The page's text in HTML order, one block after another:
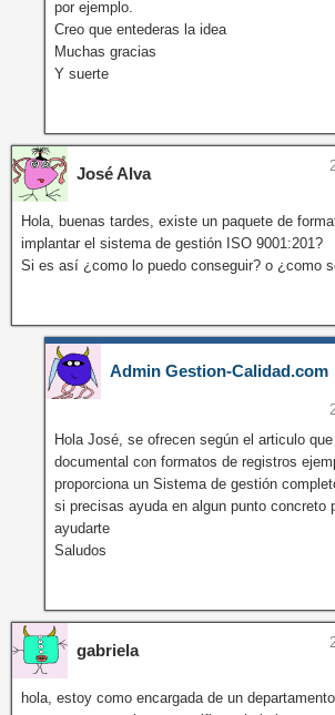
por ejemplo.
Creo que entederas la idea
Muchas gracias
Y suerte
José Alva
Hola, buenas tardes, existe un paquete de
implantar el sistema de gestión ISO 9001:201?
Si es así ¿como lo puedo conseguir? o ¿como
Admin Gestion-Calidad.com
Hola José, se ofrecen según el articulo
documental con formatos de registros
proporciona un Sistema de gestión
si precisas ayuda en algun punto concreto
ayudarte
Saludos
gabriela
hola, estoy como encargada de un